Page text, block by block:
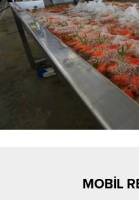
MOBİL